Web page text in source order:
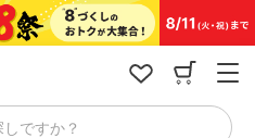
ですか？